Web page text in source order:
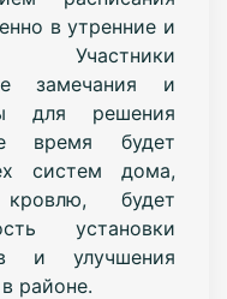
в утренние и
замечания и
для решения
время будет
систем дома,
будет
установки
и улучшения
районе.